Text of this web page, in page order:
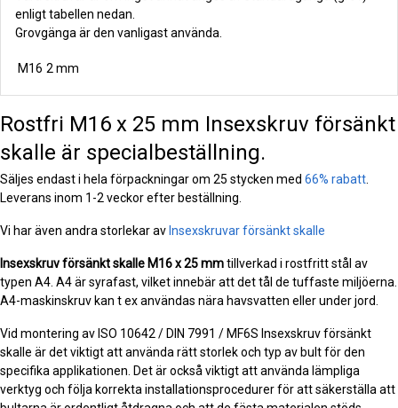
enligt tabellen nedan.
Grovgänga är den vanligast använda.
M16 2 mm
Rostfri M16 x 25 mm Insexskruv försänkt
skalle är specialbeställning.
Säljes endast i hela förpackningar om 25 stycken med 66% rabatt
Leverans inom 1-2 veckor efter beställning.
Vi har även andra storlekar av Insexskruvar försänkt skalle
Insexskruv försänkt skalle M16 x 25 mmtillverkad i rostfritt stål av
typen A4. A4 är syrafast, vilket innebär att det tål de tuffaste miljöerna.
A4-maskinskruv kan t ex användas nära havsvatten eller under jord.
Vid montering av ISO 10642 / DIN 7991 / MF6S Insexskruv försänkt
skalle är det viktigt att använda rätt storlek och typ av bult för den
specifika applikationen. Det är också viktigt att använda lämpliga
verktyg och följa korrekta installationsprocedurer för att säkerställa att